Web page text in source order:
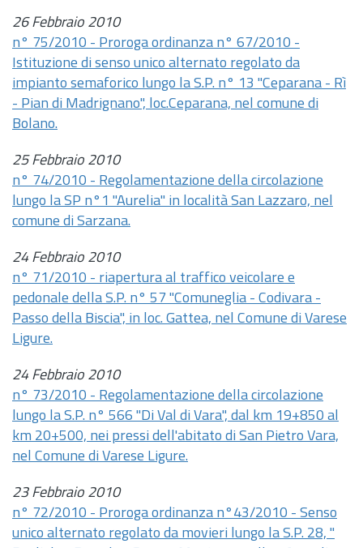
26 Febbraio 2010
n° 75/2010 - Proroga ordinanza n° 67/2010 -
Istituzione di senso unico alternato regolato da
impianto semaforico lungo la S.P. n° 13 "Ceparana - Rì
- Pian di Madrignano", loc.Ceparana, nel comune di
Bolano.
25 Febbraio 2010
n° 74/2010 - Regolamentazione della circolazione
lungo la SP n°1 "Aurelia" in località San Lazzaro, nel
comune di Sarzana.
24 Febbraio 2010
n° 71/2010 - riapertura al traffico veicolare e
pedonale della S.P. n° 57 "Comuneglia - Codivara -
Passo della Biscia", in loc. Gattea, nel Comune di Varese
Ligure.
24 Febbraio 2010
n° 73/2010 - Regolamentazione della circolazione
lungo la S.P. n° 566 "Di Val di Vara", dal km 19+850 al
km 20+500, nei pressi dell'abitato di San Pietro Vara,
nel Comune di Varese Ligure.
23 Febbraio 2010
n° 72/2010 - Proroga ordinanza n°43/2010 - Senso
unico alternato regolato da movieri lungo la S.P. 28, "